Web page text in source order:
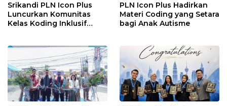
Srikandi PLN Icon Plus
Luncurkan Komunitas
Kelas Koding Inklusif
PLN Icon Plus Hadirkan
Materi Coding yang Setara
bagi Anak Autisme